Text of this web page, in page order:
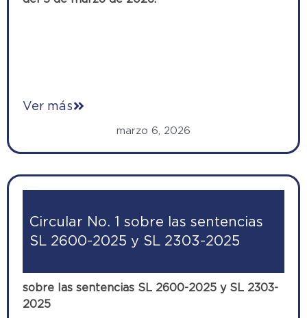
Ver más
marzo 6, 2026
Circular No. 1 sobre las sentencias
SL 2600-2025 y SL 2303-2025
sobre las sentencias SL 2600-2025 y SL 2303-
2025